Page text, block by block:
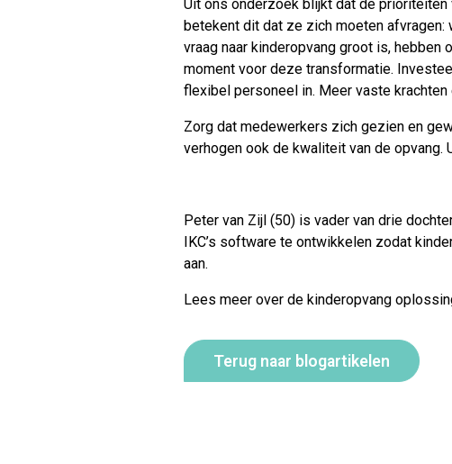
Uit ons onderzoek blijkt dat de
betekent dit dat ze zich moeten
vraag naar kinderopvang groot is,
moment voor deze transformatie.
flexibel personeel in. Meer vaste
Zorg dat medewerkers zich gezien en
verhogen ook de kwaliteit van de opvang.
Peter van Zijl (50) is vader van drie
IKC’s software te ontwikkelen zodat
aan.
Lees meer over de kinderopvang
Terug naar blogartikelen